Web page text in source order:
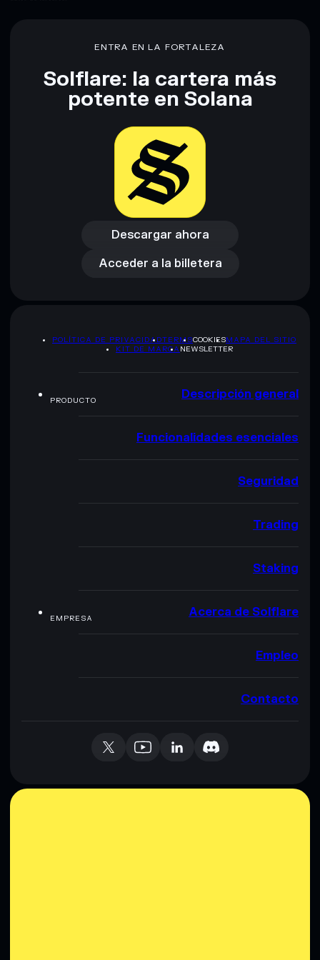
Descargo de responsabilidad: Esta información tiene
únicamente fines educativos y no constituye asesoramiento
proporcionados por rugcheck.xyz.
ENTRA EN LA FORTALEZA
Solflare: la cartera más
potente en Solana
Descargar ahora
Descargar ahora
Acceder a la billetera
Acceder a la billetera
POLÍTICA DE PRIVACIDADTERMSCOOKIESMAPA DEL SITIO
KIT DE MARCA NEWSLETTER
PRODUCTO Descripción general
Funcionalidades esenciales
Seguridad
Trading
Staking
EMPRESA Acerca de Solflare
Empleo
Contacto